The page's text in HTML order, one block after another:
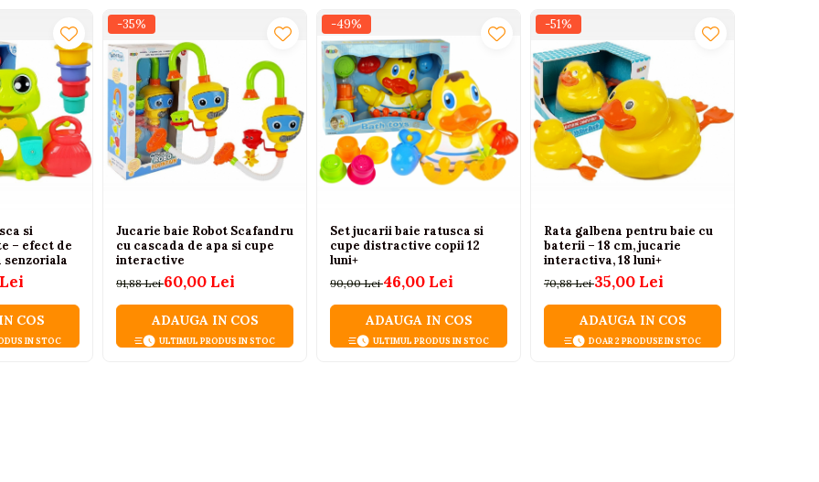
si
– efect de
senzoriala
COS
IN STOC
-35%
Jucarie baie Robot Scafandru
cu cascada de apa si cupe
interactive
91,88 Lei60,00 Lei
ADAUGA IN COS
ULTIMUL PRODUS IN STOC
-49%
Set jucarii baie ratusca si
cupe distractive copii 12
luni+
90,00 Lei46,00 Lei
ADAUGA IN COS
ULTIMUL PRODUS IN STOC
-51%
Rata galbena pentru baie cu
baterii – 18 cm, jucarie
interactiva, 18 luni+
70,88 Lei35,00 Lei
ADAUGA IN COS
DOAR 2 PRODUSE IN STOC